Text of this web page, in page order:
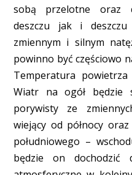
sobą przelotne oraz
deszczu jak i
zmiennym i silnym
powinno być częściowo
Temperatura
Wiatr na ogół będzie
porywisty ze
wiejący od północy
południowego –
będzie on dochodzić